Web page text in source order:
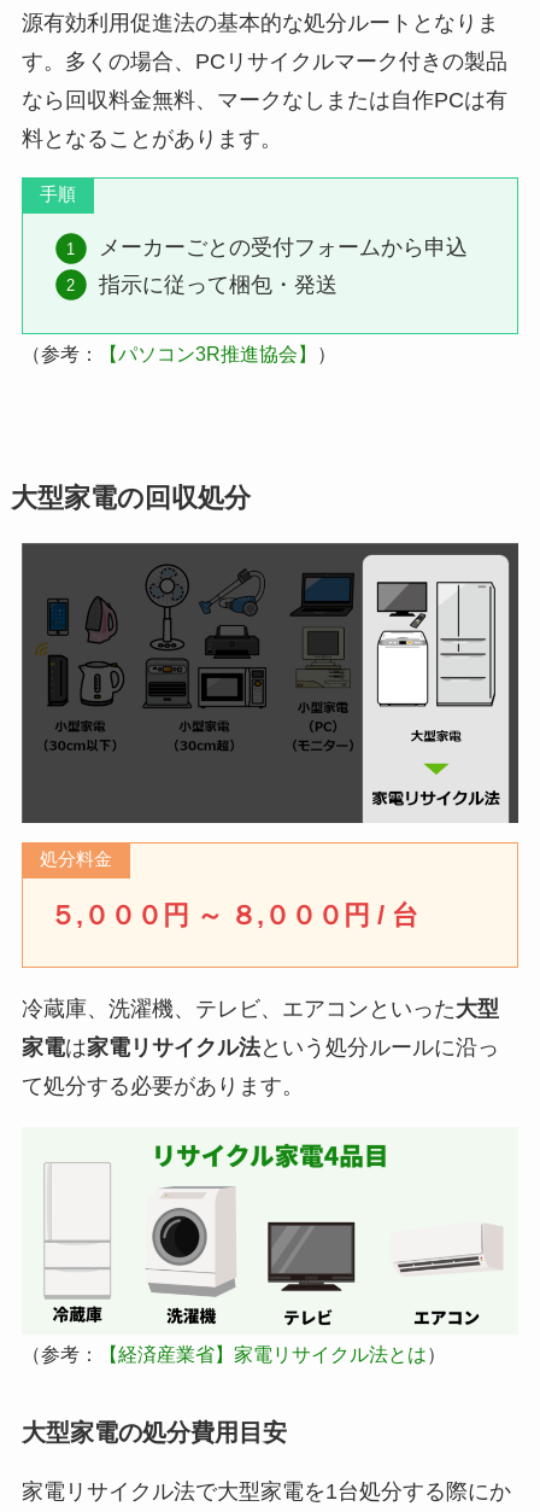
源有効利用促進法の基本的な処分ルートとなりま
す。多くの場合、PCリサイクルマーク付きの製品
なら回収料金無料、マークなしまたは自作PCは有
料となることがあります。
手順
メーカーごとの受付フォームから申込
指示に従って梱包・発送
（参考： 【パソコン3R推進協会】 ）
大型家電の回収処分
処分料金
５,０００円 ～ ８,０００円 / 台
冷蔵庫、洗濯機、テレビ、エアコンといった大型
家電は家電リサイクル法という処分ルールに沿っ
て処分する必要があります。
（参考： 【経済産業省】家電リサイクル法とは）
大型家電の処分費用目安
家電リサイクル法で大型家電を1台処分する際にか